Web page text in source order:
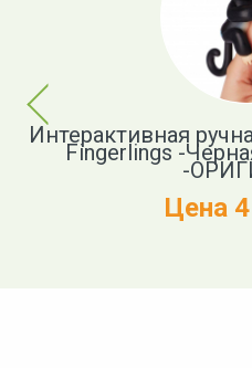
Previous
Интерактивная
Fingerlings -
-
Цена